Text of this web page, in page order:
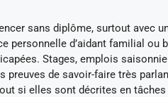
sans diplôme, surtout avec
personnelle d’aidant familial ou
Stages, emplois
de savoir-faire très
si elles sont décrites en